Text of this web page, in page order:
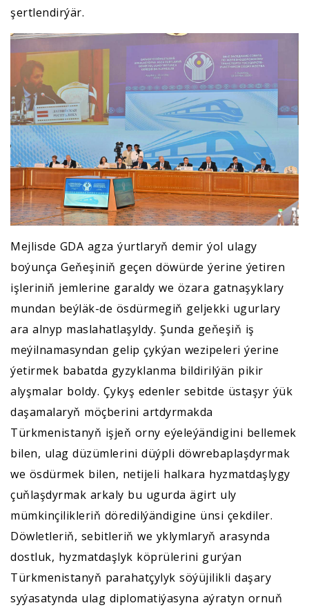
şertlendirýär.
Mejlisde GDA agza ýurtlaryň demir ýol ulagy
boýunça Geňeşiniň geçen döwürde ýerine ýetiren
işleriniň jemlerine garaldy we özara gatnaşyklary
mundan beýläk-de ösdürmegiň geljekki ugurlary
ara alnyp maslahatlaşyldy. Şunda geňeşiň iş
meýilnamasyndan gelip çykýan wezipeleri ýerine
ýetirmek babatda gyzyklanma bildirilýän pikir
alyşmalar boldy. Çykyş edenler sebitde üstaşyr ýük
daşamalaryň möçberini artdyrmakda
Türkmenistanyň işjeň orny eýeleýändigini bellemek
bilen, ulag düzümlerini düýpli döwrebaplaşdyrmak
we ösdürmek bilen, netijeli halkara hyzmatdaşlygy
çuňlaşdyrmak arkaly bu ugurda ägirt uly
mümkinçilikleriň döredilýändigine ünsi çekdiler.
Döwletleriň, sebitleriň we yklymlaryň arasynda
dostluk, hyzmatdaşlyk köprülerini gurýan
Türkmenistanyň parahatçylyk söýüjilikli daşary
syýasatynda ulag diplomatiýasyna aýratyn ornuň